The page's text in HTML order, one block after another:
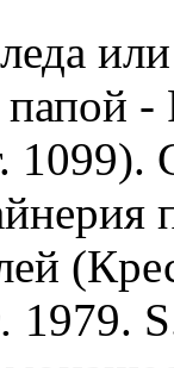
-
1979.